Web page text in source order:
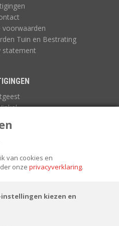
van cookies en
onze privacyverklaring.
kiezen en
voorwaarden
Tuin en Bestrating
statement